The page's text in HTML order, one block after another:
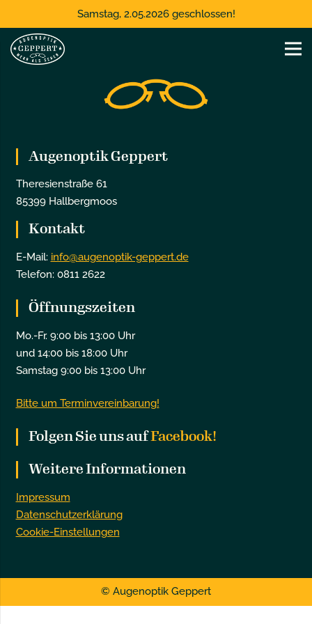
Samstag, 2.05.2026 geschlossen!
Augenoptik Geppert
Theresienstraße 61
85399 Hallbergmoos
Kontakt
E-Mail: info@augenoptik-geppert.de
Telefon: 0811 2622
Öffnungszeiten
Mo.-Fr. 9:00 bis 13:00 Uhr
und 14:00 bis 18:00 Uhr
Samstag 9:00 bis 13:00 Uhr
Bitte um Terminvereinbarung!
Folgen Sie uns aufFacebook!
Weitere Informationen
Impressum
Datenschutzerklärung
Cookie-Einstellungen
© Augenoptik Geppert